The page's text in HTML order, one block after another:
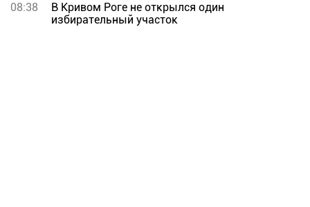
08:38
В Кривом Роге не открылся один
избирательный участок